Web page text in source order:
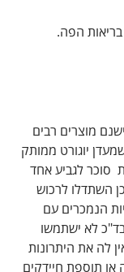
הפה.
מוצרים רבים
יוגורט ממותק
בטעם תות) יכול להכיל 4-6 כפיות סוכר לגביע אחד
3 כפיות סוכר לכן השתדלו לרכוש
הנמכרים עם
לא ישתמשו
לה את היתרונות
או תוספת חיידקים